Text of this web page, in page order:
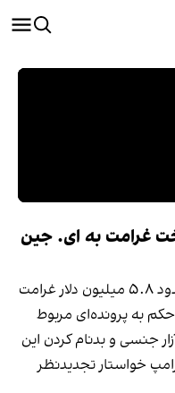
غرامت به ای. جین
یک قاضی فدرال امریکا دستور داد حدود ۵.۸ میلیون دلار غرامت
به پرونده‌ای مربوط
جنسی و بدنام کردن این
خواستار تجدیدنظر